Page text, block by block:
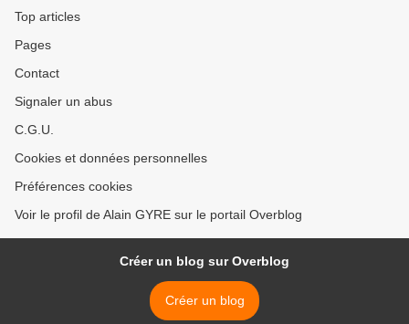
Top articles
Pages
Contact
Signaler un abus
C.G.U.
Cookies et données personnelles
Préférences cookies
Voir le profil de Alain GYRE sur le portail Overblog
Créer un blog sur Overblog
Créer un blog